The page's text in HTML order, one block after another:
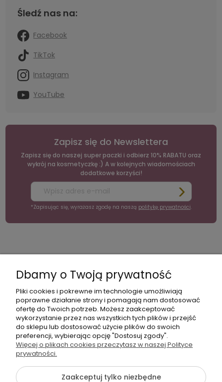
Śledź nas na:
Facebook
TikTok
Instagram
YouTube
Zapisz się do Newslettera
Zapisz się do naszej super paczki i odbierz 10% RABATU oraz
wykrój na kosmetyczkę :) A w kolejnych wiadomościach
dodatkowe korzyści!
*Zapisując się, wyrażasz zgodę na naszą politykę prywatności.
konto
i
dostawa
+48
141
363
Napisz
Dbamy o Twoją prywatność
Pliki cookies i pokrewne im technologie umożliwiają
poprawne działanie strony i pomagają nam dostosować
ofertę do Twoich potrzeb. Możesz zaakceptować
wykorzystanie przez nas wszystkich tych plików i przejść
do sklepu lub dostosować użycie plików do swoich
preferencji, wybierając opcję "Dostosuj zgody".
Więcej o plikach cookies przeczytasz w naszej Polityce
prywatności.
Zaakceptuj tylko niezbędne